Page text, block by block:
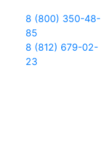
8 (800) 350-48-
85
8 (812) 679-02-
23